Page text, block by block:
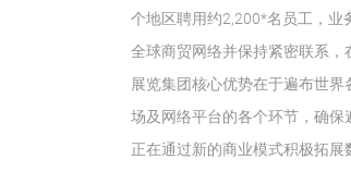
个地区聘用约2,200*名员工，业
全球商贸网络并保持紧密联系
展览集团核心优势在于遍布世
场及网络平台的各个环节，确
正在通过新的商业模式积极拓